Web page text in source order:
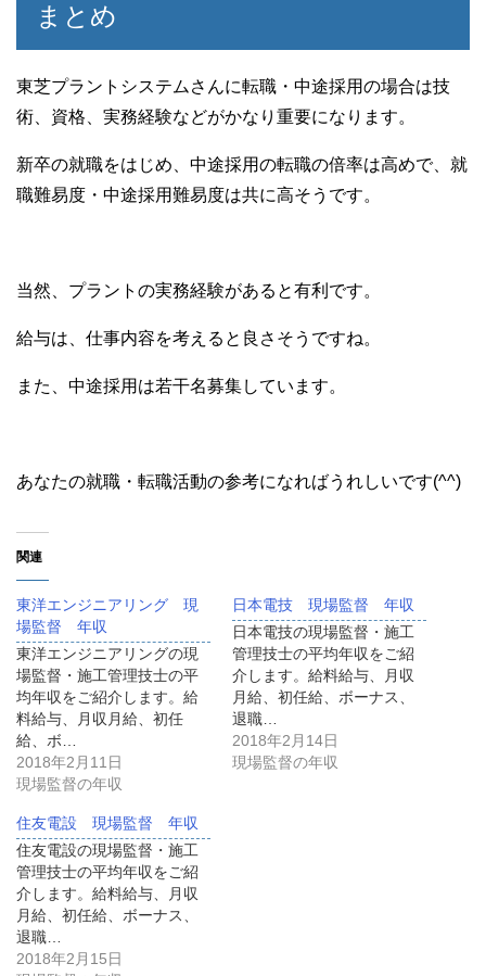
まとめ
東芝プラントシステムさんに転職・中途採用の場合は技
術、資格、実務経験などがかなり重要になります。
新卒の就職をはじめ、中途採用の転職の倍率は高めで、就
職難易度・中途採用難易度は共に高そうです。
当然、プラントの実務経験があると有利です。
給与は、仕事内容を考えると良さそうですね。
また、中途採用は若干名募集しています。
あなたの就職・転職活動の参考になればうれしいです(^^)
関連
東洋エンジニアリング 現
場監督 年収
東洋エンジニアリングの現
場監督・施工管理技士の平
均年収をご紹介します。給
料給与、月収月給、初任
給、ボ…
2018年2月11日
現場監督の年収
日本電技 現場監督 年収
日本電技の現場監督・施工
管理技士の平均年収をご紹
介します。給料給与、月収
月給、初任給、ボーナス、
退職…
2018年2月14日
現場監督の年収
住友電設 現場監督 年収
住友電設の現場監督・施工
管理技士の平均年収をご紹
介します。給料給与、月収
月給、初任給、ボーナス、
退職…
2018年2月15日